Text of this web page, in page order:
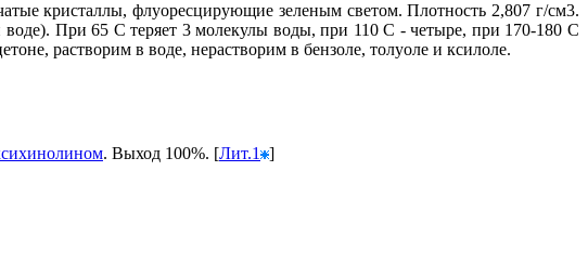
кристаллы, флуоресцирующие зеленым светом. Плотность 2,807 г/см3.
воде). При 65 С теряет 3 молекулы воды, при 110 С - четыре, при 170-180 С
растворим в воде, нерастворим в бензоле, толуоле и ксилоле.
. Выход 100%. [Лит.1 ]